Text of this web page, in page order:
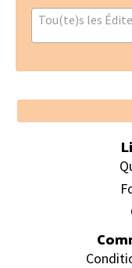
Tou(te)s les
Footer